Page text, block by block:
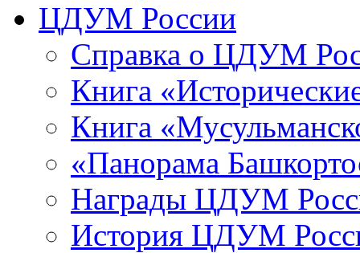
ЦДУМ России
Справка о ЦДУМ
Книга
Книга
«Панорама
Награды ЦДУМ
История ЦДУМ